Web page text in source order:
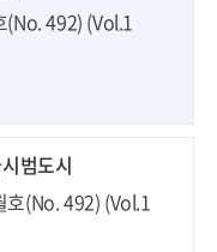
(No. 492) (Vol.1
범도시
호(No. 492) (Vol.1